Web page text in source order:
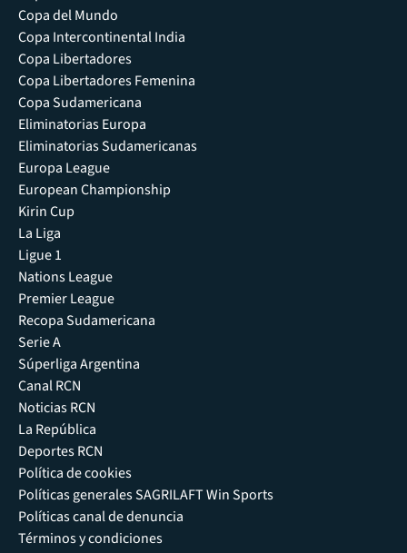
Copa del Mundo
Copa Intercontinental India
Copa Libertadores
Copa Libertadores Femenina
Copa Sudamericana
Eliminatorias Europa
Eliminatorias Sudamericanas
Europa League
European Championship
Kirin Cup
La Liga
Ligue 1
Nations League
Premier League
Recopa Sudamericana
Serie A
Súperliga Argentina
Canal RCN
Noticias RCN
La República
Deportes RCN
Política de cookies
Políticas generales SAGRILAFT Win Sports
Políticas canal de denuncia
Términos y condiciones